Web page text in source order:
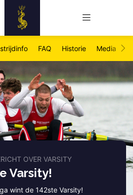
FAQ Historie Media
OVER VARSITY
Varsity!
wint de 142ste Varsity!